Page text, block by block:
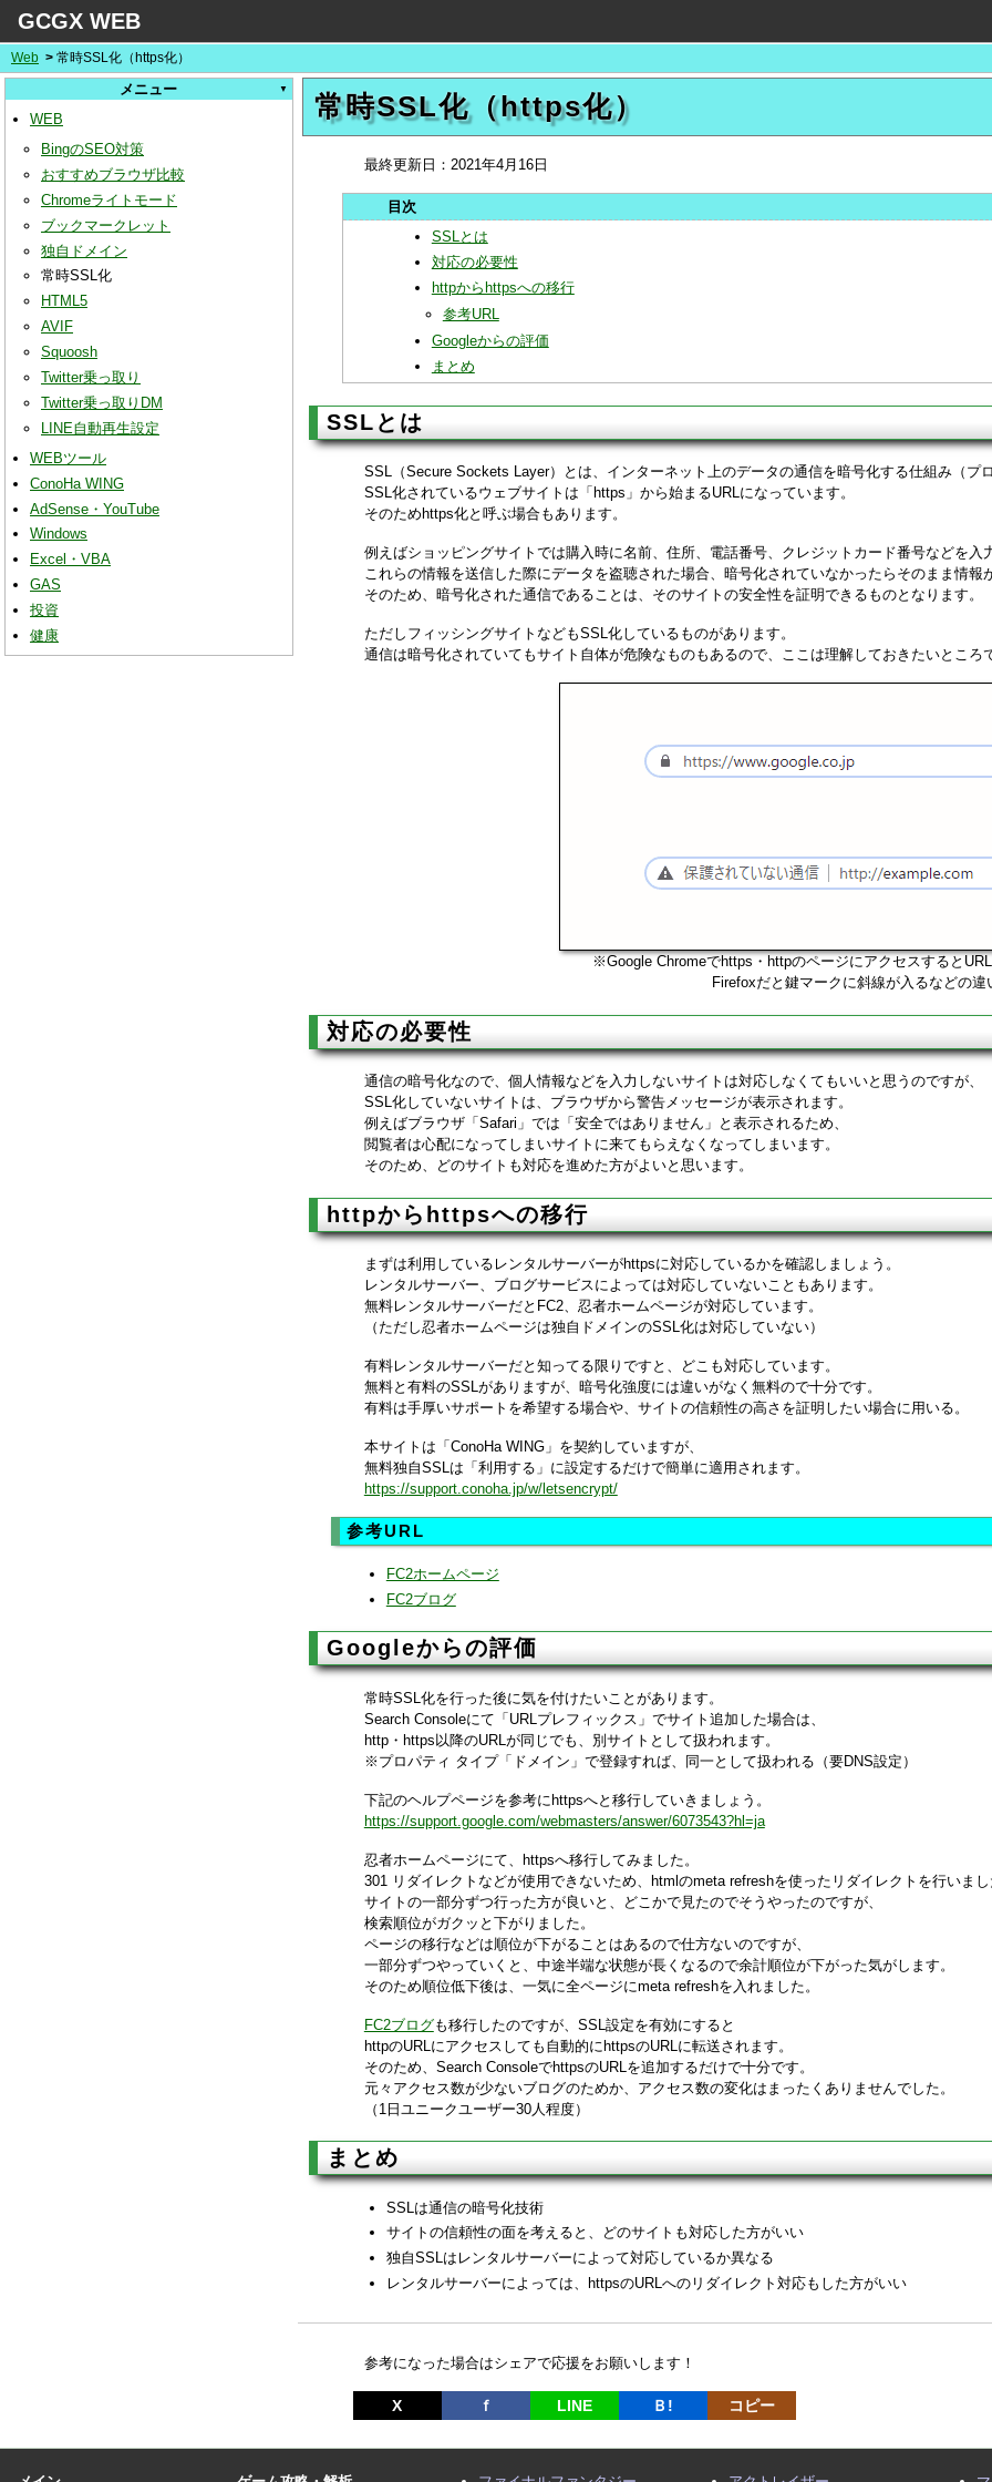
GCGX WEB
Web 常時SSL化（https化）
メニュー
WEB
BingのSEO対策
おすすめブラウザ比較
Chromeライトモード
ブックマークレット
独自ドメイン
常時SSL化
HTML5
AVIF
Squoosh
Twitter乗っ取り
Twitter乗っ取りDM
LINE自動再生設定
WEBツール
ConoHa WING
AdSense・YouTube
Windows
Excel・VBA
GAS
投資
健康
常時SSL化（https化）
最終更新日： 2021年4月16日
SSLとは
対応の必要性
httpからhttpsへの移行
参考URL
Googleからの評価
まとめ
SSLとは
SSL（Secure Sockets Layer）とは、インターネット上のデータの通信を暗号化する仕組み（プ
SSL化されているウェブサイトは「https」から始まるURLになっています。
そのためhttps化と呼ぶ場合もあります。
例えばショッピングサイトでは購入時に名前、住所、電話番号、クレジットカード番号などを入
これらの情報を送信した際にデータを盗聴された場合、暗号化されていなかったらそのまま情報
そのため、暗号化された通信であることは、そのサイトの安全性を証明できるものとなります。
ただしフィッシングサイトなどもSSL化しているものがあります。
通信は暗号化されていてもサイト自体が危険なものもあるので、ここは理解しておきたいところ
※Google Chromeでhttps・httpのページにアクセスすると
Firefoxだと鍵マークに斜線が入るなどの違
対応の必要性
通信の暗号化なので、個人情報などを入力しないサイトは対応しなくてもいいと思うのですが、
SSL化していないサイトは、ブラウザから警告メッセージが表示されます。
例えばブラウザ「Safari」では「安全ではありません」と表示されるため、
閲覧者は心配になってしまいサイトに来てもらえなくなってしまいます。
そのため、どのサイトも対応を進めた方がよいと思います。
httpからhttpsへの移行
まずは利用しているレンタルサーバーがhttpsに対応しているかを確認しましょう。
レンタルサーバー、ブログサービスによっては対応していないこともあります。
無料レンタルサーバーだとFC2、忍者ホームページが対応しています。
（ただし忍者ホームページは独自ドメインのSSL化は対応していない）
有料レンタルサーバーだと知ってる限りですと、どこも対応しています。
無料と有料のSSLがありますが、暗号化強度には違いがなく無料ので十分です。
有料は手厚いサポートを希望する場合や、サイトの信頼性の高さを証明したい場合に用いる。
本サイトは「ConoHa WING」を契約していますが、
無料独自SSLは「利用する」に設定するだけで簡単に適用されます。
https://support.conoha.jp/w/letsencrypt/
参考URL
FC2ホームページ
FC2ブログ
Googleからの評価
常時SSL化を行った後に気を付けたいことがあります。
Search Consoleにて「URLプレフィックス」でサイト追加した場合は、
http・https以降のURLが同じでも、別サイトとして扱われます。
※プロパティ タイプ「ドメイン」で登録すれば、同一として扱われる（要DNS設定）
下記のヘルプページを参考にhttpsへと移行していきましょう。
https://support.google.com/webmasters/answer/6073543?hl=ja
忍者ホームページにて、httpsへ移行してみました。
301 リダイレクトなどが使用できないため、htmlのmeta refreshを使ったリダイレクトを行いま
サイトの一部分ずつ行った方が良いと、どこかで見たのでそうやったのですが、
検索順位がガクッと下がりました。
ページの移行などは順位が下がることはあるので仕方ないのですが、
一部分ずつやっていくと、中途半端な状態が長くなるので余計順位が下がった気がします。
そのため順位低下後は、一気に全ページにmeta refreshを入れました。
FC2ブログも移行したのですが、SSL設定を有効にすると
httpのURLにアクセスしても自動的にhttpsのURLに転送されます。
そのため、Search ConsoleでhttpsのURLを追加するだけで十分です。
元々アクセス数が少ないブログのためか、アクセス数の変化はまったくありませんでした。
（1日ユニークユーザー30人程度）
まとめ
SSLは通信の暗号化技術
サイトの信頼性の面を考えると、どのサイトも対応した方がいい
独自SSLはレンタルサーバーによって対応しているか異なる
レンタルサーバーによっては、httpsのURLへのリダイレクト対応もした方がいい
参考になった場合はシェアで応援をお願いします！
X ｆ LINE Ｂ! コピー